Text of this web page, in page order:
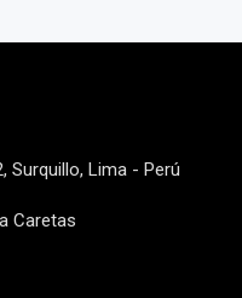
Surquillo, Lima - Perú
Caretas